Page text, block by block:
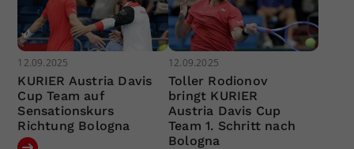
12.09.2025
KURIER Austria Davis
Cup Team auf
Sensationskurs
Richtung Bologna
12.09.2025
Toller Rodionov
bringt KURIER
Austria Davis Cup
Team 1. Schritt nach
Bologna